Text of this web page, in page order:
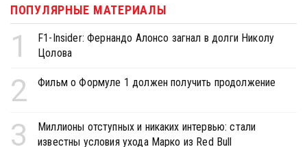
ПОПУЛЯРНЫЕ МАТЕРИАЛЫ
1
F1-Insider: Фернандо Алонсо загнал в долги Николу
Цолова
2 Фильм о Формуле 1 должен получить продолжение
3
Миллионы отступных и никаких интервью: стали
известны условия ухода Марко из Red Bull